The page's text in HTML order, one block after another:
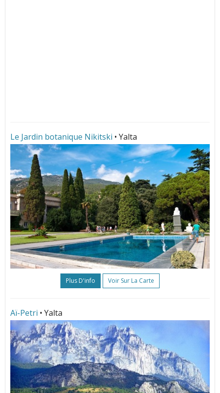
Le Jardin botanique Nikitski • Yalta
Plus D'info Voir Sur La Carte
Aï-Petri • Yalta